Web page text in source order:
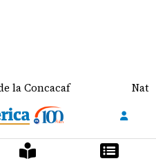
Nathalee Aranda